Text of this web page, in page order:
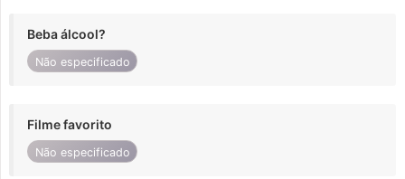
Beba álcool?
Não especificado
Filme favorito
Não especificado